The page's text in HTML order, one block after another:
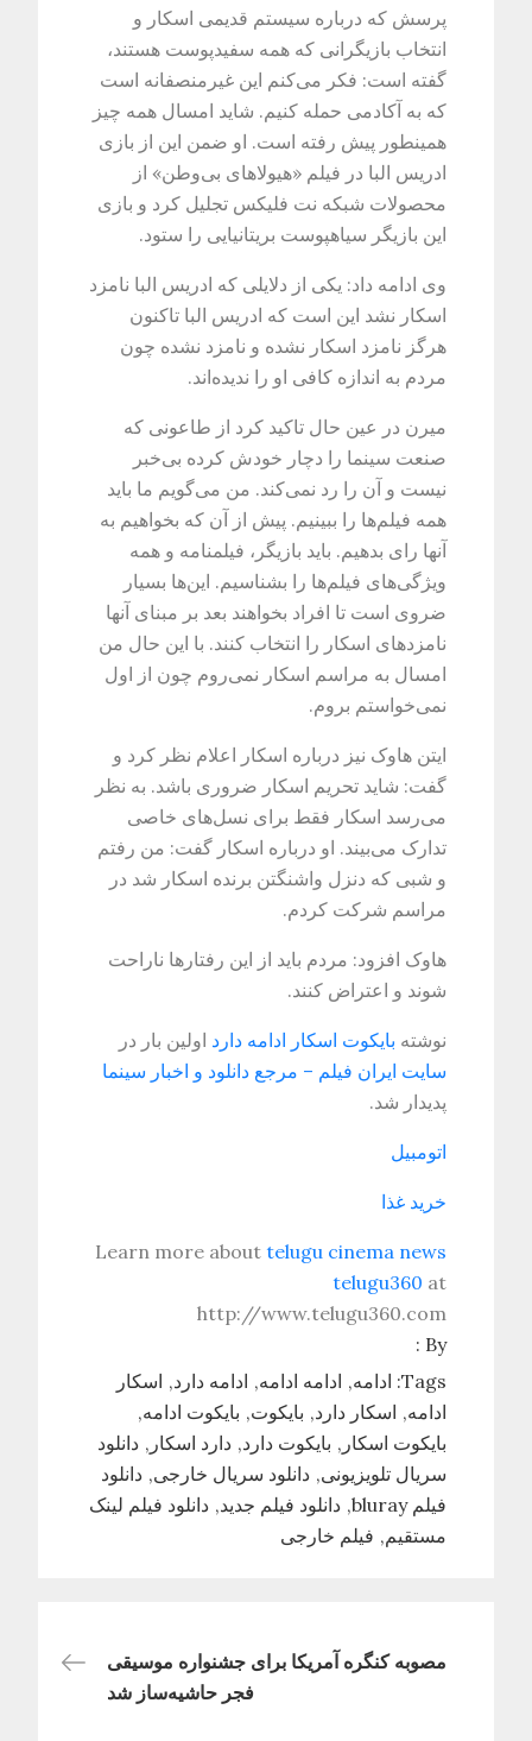
پرسش که درباره سیستم قدیمی اسکار و
انتخاب بازیگرانی که همه سفیدپوست هستند،
گفته است: فکر می‌کنم این غیرمنصفانه است
که به آکادمی حمله کنیم. شاید امسال همه چیز
همینطور پیش رفته است. او ضمن این از بازی
ادریس البا در فیلم «هیولاهای بی‌وطن» از
محصولات شبکه نت فلیکس تجلیل کرد و بازی
این بازیگر سیاهپوست بریتانیایی را ستود.
وی ادامه داد: یکی از دلایلی که ادریس البا نامزد
اسکار نشد این است که ادریس البا تاکنون
هرگز نامزد اسکار نشده و نامزد نشده چون
مردم به اندازه کافی او را ندیده‌اند.
میرن در عین حال تاکید کرد از طاعونی که
صنعت سینما را دچار خودش کرده بی‌خبر
نیست و آن را رد نمی‌کند. من می‌گویم ما باید
همه فیلم‌ها را ببینیم. پیش از آن که بخواهیم به
آنها رای بدهیم. باید بازیگر، فیلمنامه و همه
ویژگی‌های فیلم‌ها را بشناسیم. این‌ها بسیار
ضروی است تا افراد بخواهند بعد بر مبنای آنها
نامزدهای اسکار را انتخاب کنند. با این حال من
امسال به مراسم اسکار نمی‌روم چون از اول
نمی‌خواستم بروم.
ایتن هاوک نیز درباره اسکار اعلام نظر کرد و
گفت: شاید تحریم اسکار ضروری باشد. به نظر
می‌رسد اسکار فقط برای نسل‌های خاصی
تدارک می‌بیند. او درباره اسکار گفت: من رفتم
و شبی که دنزل واشنگتن برنده اسکار شد در
مراسم شرکت کردم.
هاوک افزود: مردم باید از این رفتارها ناراحت
شوند و اعتراض کنند.
نوشته بایکوت اسکار ادامه دارد اولین بار در
سایت ایران فیلم – مرجع دانلود و اخبار سینما
پدیدار شد.
اتومبیل
خرید غذا
Learn more about telugu cinema news
telugu360 at
http://www.telugu360.com
By :
Tags: ادامه ادامه ادامه ادامه دارد اسکار
ادامه اسکار دارد بایکوت بایکوت ادامه
بایکوت اسکار
بایکوت دارد دارد اسکار
دانلود
سریال تلویزیونی دانلود سریال خارجی دانلود
فیلم bluray
دانلود فیلم جدید دانلود فیلم لینک
مستقیم فیلم خارجی
راهبری
مصوبه کنگره آمریکا برای جشنواره موسیقی
فجر حاشیه‌ساز شد